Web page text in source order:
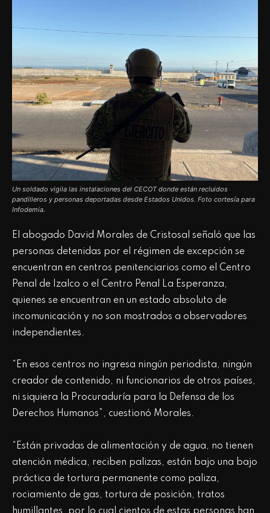
Un soldado vigila las instalaciones del CECOT donde están recluidos
pandilleros y personas deportadas desde Estados Unidos. Foto cortesía para
Infodemia.
El abogado David Morales de Cristosal señaló que las
personas detenidas por el régimen de excepción se
encuentran en centros penitenciarios como el Centro
Penal de Izalco o el Centro Penal La Esperanza,
quienes se encuentran en un estado absoluto de
incomunicación y no son mostrados a observadores
independientes.
“En esos centros no ingresa ningún periodista, ningún
creador de contenido, ni funcionarios de otros países,
ni siquiera la Procuraduría para la Defensa de los
Derechos Humanos”, cuestionó Morales.
“Están privadas de alimentación y de agua, no tienen
atención médica, reciben palizas, están bajo una bajo
práctica de tortura permanente como paliza,
rociamiento de gas, tortura de posición, tratos